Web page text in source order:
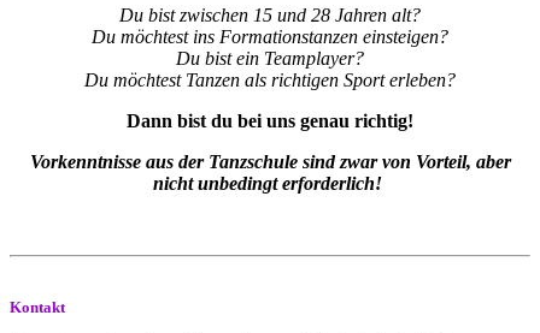
Du bist zwischen 15 und 28 Jahren alt?
Du möchtest ins Formationstanzen einsteigen?
Du bist ein Teamplayer?
Du möchtest Tanzen als richtigen Sport erleben?
Dann bist du bei uns genau richtig!
Vorkenntnisse aus der Tanzschule sind zwar von Vorteil, aber
nicht unbedingt erforderlich!
Kontakt